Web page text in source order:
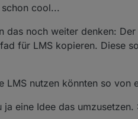
cool...
das noch weiter denken:
für LMS kopieren. Diese
LMS nutzen könnten so von
ja eine Idee das umzusetzen.